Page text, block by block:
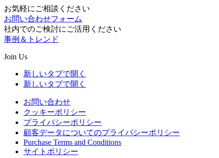
お気軽にご相談ください
お問い合わせフォーム
社内でのご検討にご活用ください
事例＆トレンド
Join Us
新しいタブで開く
新しいタブで開く
お問い合わせ
クッキーポリシー
プライバシーポリシー
顧客データについてのプライバシーポリシー
Purchase Terms and Conditions
サイトポリシー